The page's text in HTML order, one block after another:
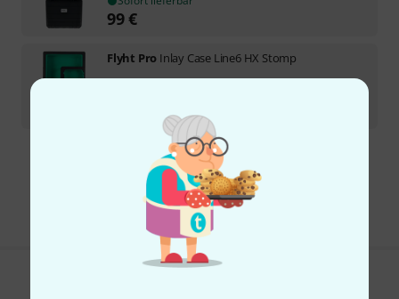
99€
Flyht Pro Inlay Case Line6 HX Stomp
Kostenloser Versand ab 29 €
Alle Preise inkl. MwSt.